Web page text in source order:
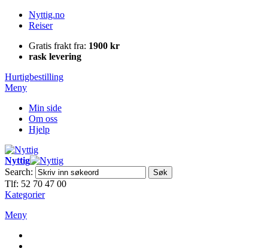
Nyttig.no
Reiser
Gratis frakt fra: 1900 kr
rask levering
Hurtigbestilling
Meny
Min side
Om oss
Hjelp
Nyttig
Search:
Søk
Tlf: 52 70 47 00
Kategorier
Meny